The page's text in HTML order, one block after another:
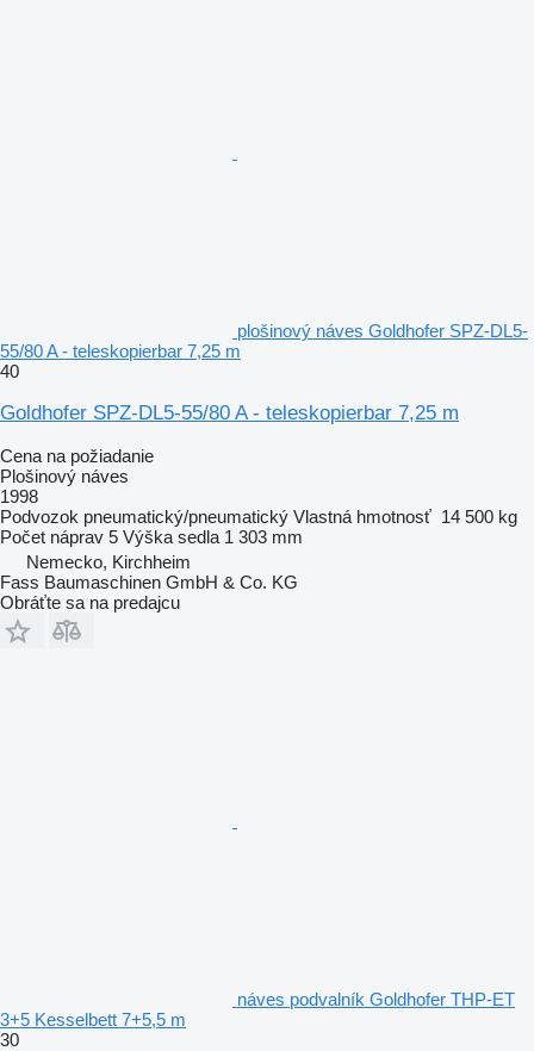
plošinový náves Goldhofer SPZ-DL5-
55/80 A - teleskopierbar 7,25 m
40
Goldhofer SPZ-DL5-55/80 A - teleskopierbar 7,25 m
Cena na požiadanie
Plošinový náves
1998
Podvozok pneumatický/pneumatický Vlastná hmotnosť 14 500 kg
Počet náprav 5 Výška sedla 1 303 mm
Nemecko, Kirchheim
Fass Baumaschinen GmbH & Co. KG
Obráťte sa na predajcu
náves podvalník Goldhofer THP-ET
3+5 Kesselbett 7+5,5 m
30